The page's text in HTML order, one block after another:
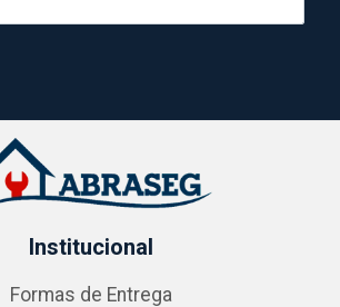
Institucional
Formas de Entrega